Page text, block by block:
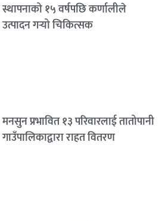
स्थापनाको १५ वर्षपछि कर्णालीले
उत्पादन गर्‍यो चिकित्सक
मनसुन प्रभावित १३ परिवारलाई तातोपानी
गाउँपालिकाद्वारा राहत वितरण